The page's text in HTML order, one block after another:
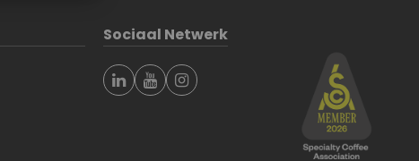
Sociaal Netwerk